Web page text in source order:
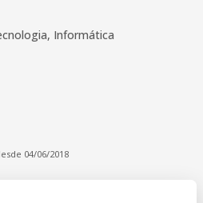
Informática
04/06/2018